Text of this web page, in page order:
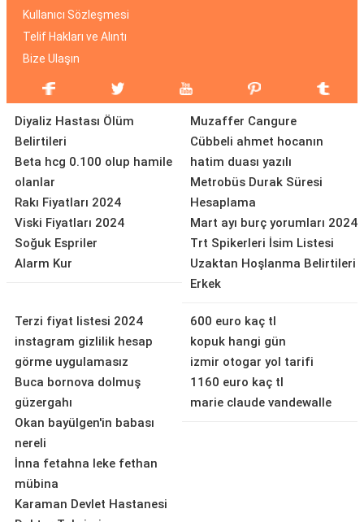
Kullanıcı Sözleşmesi
Telif Hakları ve Alıntı
Bize Ulaşın
Diyaliz Hastası Ölüm
Belirtileri
Beta hcg 0.100 olup hamile
olanlar
Rakı Fiyatları 2024
Viski Fiyatları 2024
Soğuk Espriler
Alarm Kur
Muzaffer Cangure
Cübbeli ahmet hocanın
hatim duası yazılı
Metrobüs Durak Süresi
Hesaplama
Mart ayı burç yorumları 2024
Trt Spikerleri İsim Listesi
Uzaktan Hoşlanma Belirtileri
Erkek
Terzi fiyat listesi 2024
instagram gizlilik hesap
görme uygulamasız
Buca bornova dolmuş
güzergahı
Okan bayülgen'in babası
nereli
İnna fetahna leke fethan
mübina
Karaman Devlet Hastanesi
600 euro kaç tl
kopuk hangi gün
izmir otogar yol tarifi
1160 euro kaç tl
marie claude vandewalle